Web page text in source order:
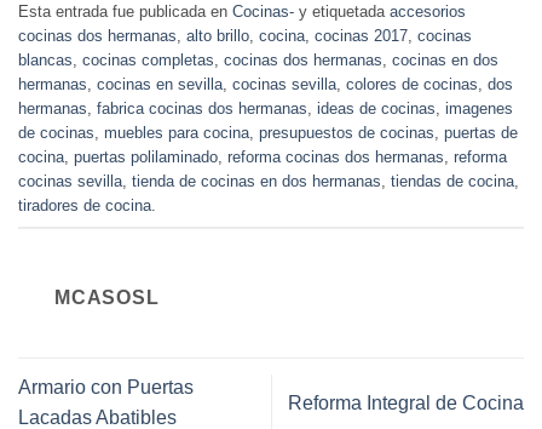
Esta entrada fue publicada en Cocinas- y etiquetada accesorios
cocinas dos hermanas alto brillo cocina cocinas 2017 cocinas
blancas cocinas completas cocinas dos hermanas cocinas en dos
hermanas cocinas en sevilla cocinas sevilla colores de cocinas dos
hermanas fabrica cocinas dos hermanas ideas de cocinas imagenes
de cocinas muebles para cocina presupuestos de cocinas puertas de
cocina puertas polilaminado reforma cocinas dos hermanas reforma
cocinas sevilla tienda de cocinas en dos hermanas tiendas de cocina
tiradores de cocina
MCASOSL
Armario con Puertas
Lacadas Abatibles
Reforma Integral de Cocina